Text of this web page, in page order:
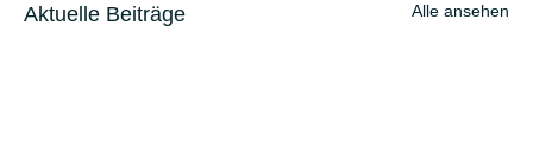
Aktuelle Beiträge Alle ansehen